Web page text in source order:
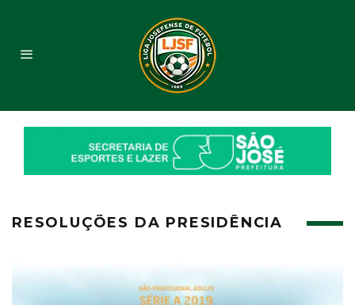
RESOLUÇÕES DA PRESIDÊNCIA